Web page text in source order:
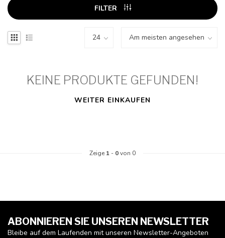
FILTER
KEINE PRODUKTE GEFUNDEN!
WEITER EINKAUFEN
Zeige 1 - 0von 0
ABONNIEREN SIE UNSEREN NEWSLETTER
Bleibe auf dem Laufenden mit unseren Newsletter-Angeboten